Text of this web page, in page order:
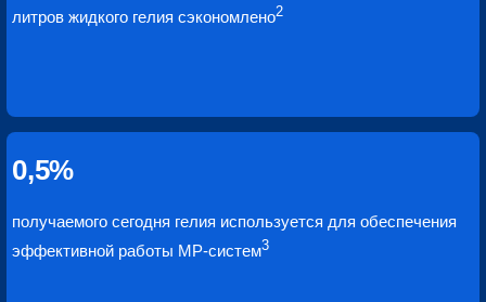
литров жидкого гелия сэкономлено2
0,5%
получаемого сегодня гелия используется для обеспечения
эффективной работы МР-систем3